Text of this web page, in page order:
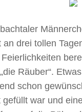
drei tollen
Räuber“.
schon
war und